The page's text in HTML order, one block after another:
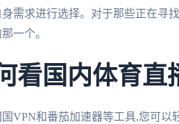
需求进行选择。对于那些正在寻
一个。
看国内体育直
国VPN和番茄加速器等工具,您可以